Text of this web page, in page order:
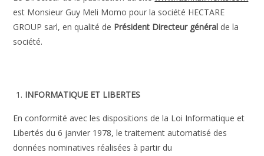
est Monsieur Guy Meli Momo pour la société HECTARE
GROUP sarl, en qualité de Président Directeur général de la
société.
INFORMATIQUE ET LIBERTES
En conformité avec les dispositions de la Loi Informatique et
Libertés du 6 janvier 1978, le traitement automatisé des
données nominatives réalisées à partir du